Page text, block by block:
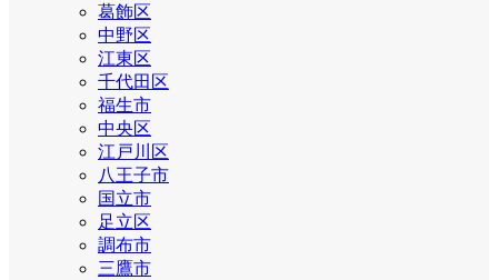
葛飾区
中野区
江東区
千代田区
福生市
中央区
江戸川区
八王子市
国立市
足立区
調布市
三鷹市